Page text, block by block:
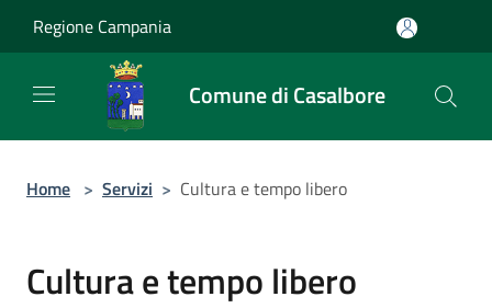
Regione Campania
Comune di Casalbore
Home > Servizi > Cultura e tempo libero
Cultura e tempo libero